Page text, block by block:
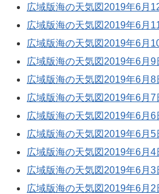
広域版海の天気図2019年6月
広域版海の天気図2019年6月
広域版海の天気図2019年6月
広域版海の天気図2019年6月9
広域版海の天気図2019年6月8
広域版海の天気図2019年6月7
広域版海の天気図2019年6月6
広域版海の天気図2019年6月5
広域版海の天気図2019年6月4
広域版海の天気図2019年6月3
広域版海の天気図2019年6月2